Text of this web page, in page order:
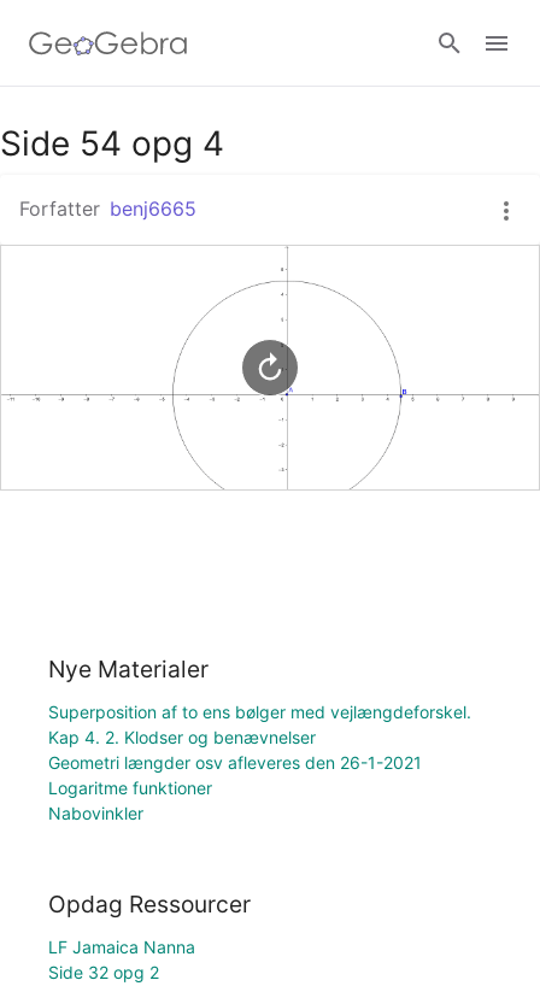
Google Classroom
GeoGebra Classroom
Side 54 opg 4
Forfatter benj6665
Nye Materialer
Superposition af to ens bølger med vejlængdeforskel.
Kap 4. 2. Klodser og benævnelser
Geometri længder osv afleveres den 26-1-2021
Logaritme funktioner
Nabovinkler
Opdag Ressourcer
LF Jamaica Nanna
Side 32 opg 2